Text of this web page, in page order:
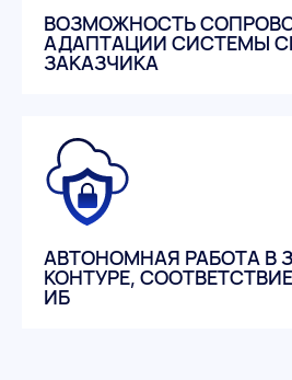
ВОЗМОЖНОСТЬ
АДАПТАЦИИ СИСТЕМЫ
ЗАКАЗЧИКА
АВТОНОМНАЯ РАБОТА В
КОНТУРЕ,
ИБ